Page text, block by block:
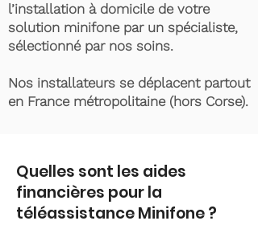
l’installation à domicile de votre
solution minifone par un spécialiste,
sélectionné par nos soins.
Nos installateurs se déplacent partout
en France métropolitaine (hors Corse).
Quelles sont les aides
financières pour la
téléassistance Minifone ?